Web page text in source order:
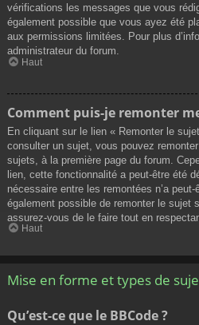
vérifications les messages que vous
également possible que vous ayez été
aux permissions limitées. Pour plus
administrateur du forum.
Haut
Comment puis-je remonter
En cliquant sur le lien « Remonter le
consulter un sujet, vous pouvez
sujets, à la première page du forum.
lien, cette fonctionnalité a peut-être été
nécessaire entre les remontées n’a
également possible de remonter le sujet
assurez-vous de le faire tout en
Haut
Mise en forme et types de
Qu’est-ce que le BBCode ?